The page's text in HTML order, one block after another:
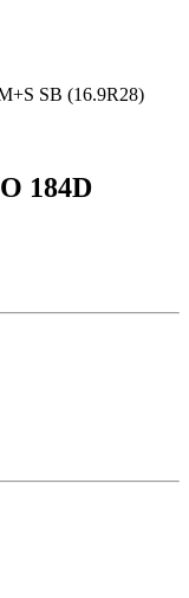
SB (16.9R28)
184D